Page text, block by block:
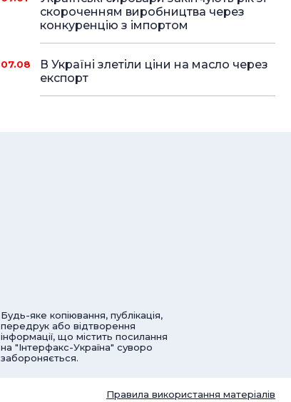
скороченням виробництва через
конкуренцію з імпортом
07.08
В Україні злетіли ціни на масло через
експорт
Будь-яке копіювання, публікація,
передрук або відтворення
інформації, що містить посилання
на "Інтерфакс-Україна" суворо
забороняється.
Правила використання матеріалів